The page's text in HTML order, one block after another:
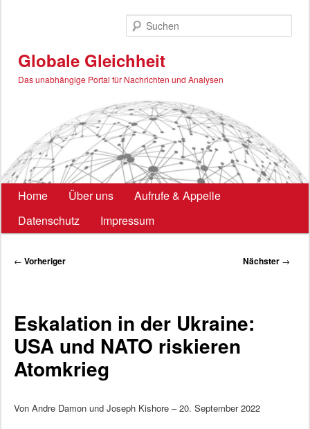
Globale Gleichheit
Das unabhängige Portal für Nachrichten und Analysen
Hauptmenü
Home Über uns
Aufrufe & Appelle
Datenschutz
Impressum
Beitragsnavigation
← Vorheriger Nächster →
Eskalation in der Ukraine:
USA und NATO riskieren
Atomkrieg
Von Andre Damon und Joseph Kishore – 20. September 2022